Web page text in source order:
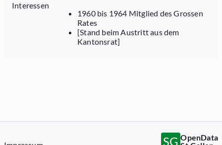
Interessen
1960 bis 1964 Mitglied des Grossen
Rates
[Stand beim Austritt aus dem
Kantonsrat]
SG OpenData